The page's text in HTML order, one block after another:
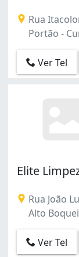
Rua
Portão -
Ver Tel
Elite
Rua João
Alto
Ver Tel